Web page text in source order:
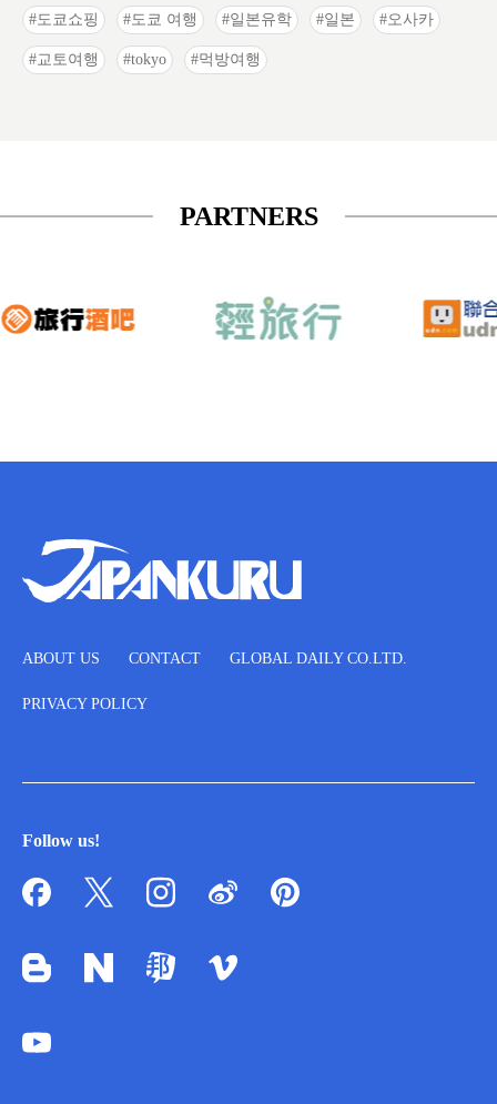
도쿄쇼핑 도쿄 여행 일본유학 일본 오사카
교토여행 tokyo 먹방여행
PARTNERS
ABOUT US CONTACT GLOBAL DAILY CO.LTD.
PRIVACY POLICY
Follow us!